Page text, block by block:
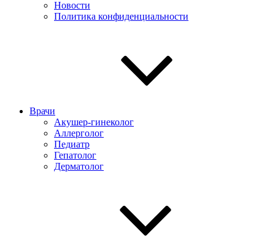
Новости
Политика конфиденциальности
Врачи
Акушер-гинеколог
Аллерголог
Педиатр
Гепатолог
Дерматолог